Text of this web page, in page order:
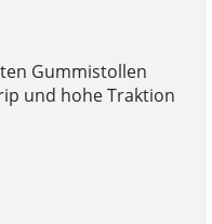
Gummistollen
und hohe Traktion